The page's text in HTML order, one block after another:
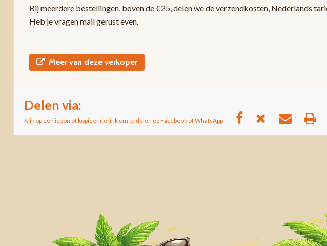
Bij meerdere bestellingen, boven de €25, delen we de verzendkosten, Nederlands
Heb je vragen mail gerust even.
Meer van deze verkoper
Delen via:
Klik op een icoon of kopieer de link om te delen op Facebook of WhatsApp